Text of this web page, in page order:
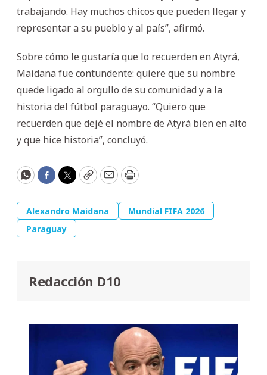
trabajando. Hay muchos chicos que pueden llegar y
representar a su pueblo y al país”, afirmó.
Sobre cómo le gustaría que lo recuerden en Atyrá,
Maidana fue contundente: quiere que su nombre
quede ligado al orgullo de su comunidad y a la
historia del fútbol paraguayo. “Quiero que
recuerden que dejé el nombre de Atyrá bien en alto
y que hice historia”, concluyó.
WhatsApp
Facebook
Twitter
CopyEmailPrint
Alexandro Maidana
Mundial FIFA 2026
Paraguay
Redacción D10